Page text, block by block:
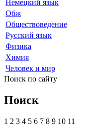
Немецкий язык
Обж
Обществоведение
Русский язык
Физика
Химия
Человек и мир
Поиск по сайту
Поиск
1 2 3 4 5 6 7 8 9 10 11